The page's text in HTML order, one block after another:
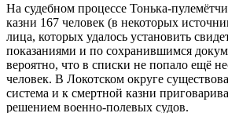
На судебном процессе Тонька-
казни 167 человек (в некоторых
лица, которых удалось установить
показаниями и по сохранившимся
вероятно, что в списки не попало ещё
человек. В Локотском округе
система и к смертной казни
решением военно-полевых судов.